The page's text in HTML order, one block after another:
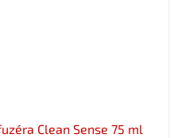
Clean Sense 75 ml